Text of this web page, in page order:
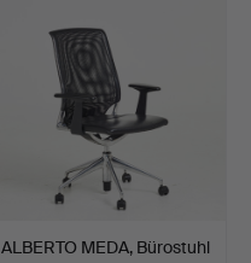
ALBERTO MEDA, Bürostuhl